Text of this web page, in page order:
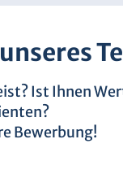
Ist Ihnen
Bewerbung!